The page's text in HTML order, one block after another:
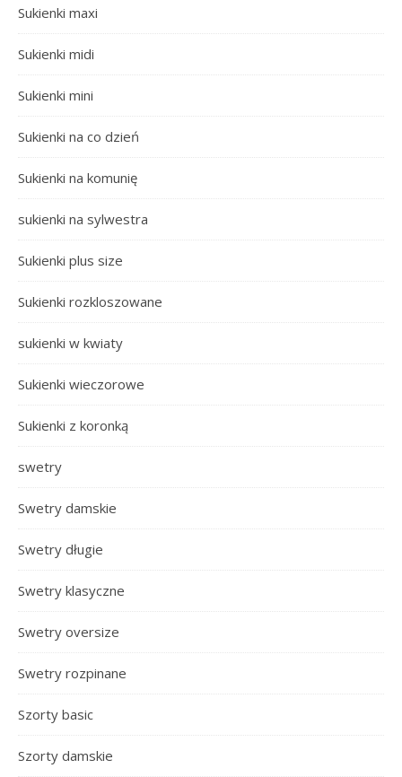
Sukienki maxi
Sukienki midi
Sukienki mini
Sukienki na co dzień
Sukienki na komunię
sukienki na sylwestra
Sukienki plus size
Sukienki rozkloszowane
sukienki w kwiaty
Sukienki wieczorowe
Sukienki z koronką
swetry
Swetry damskie
Swetry długie
Swetry klasyczne
Swetry oversize
Swetry rozpinane
Szorty basic
Szorty damskie